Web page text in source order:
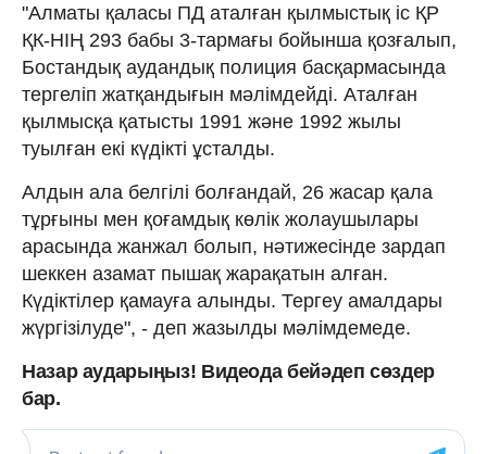
"Алматы қаласы ПД аталған қылмыстық іс ҚР
ҚК-НІҢ 293 бабы 3-тармағы бойынша қозғалып,
Бостандық аудандық полиция басқармасында
тергеліп жатқандығын мәлімдейді. Аталған
қылмысқа қатысты 1991 және 1992 жылы
туылған екі күдікті ұсталды.
Алдын ала белгілі болғандай, 26 жасар қала
тұрғыны мен қоғамдық көлік жолаушылары
арасында жанжал болып, нәтижесінде зардап
шеккен азамат пышақ жарақатын алған.
Күдіктілер қамауға алынды. Тергеу амалдары
жүргізілуде", - деп жазылды мәлімдемеде.
Назар аударыңыз! Видеода бейәдеп сөздер
бар.